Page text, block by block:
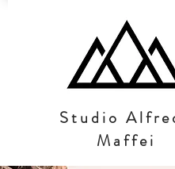
Studio
Maffei